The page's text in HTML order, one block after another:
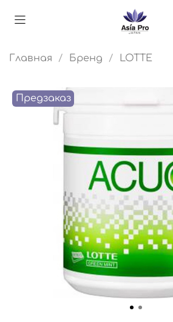
Главная Бренд LOTTE
Предзаказ